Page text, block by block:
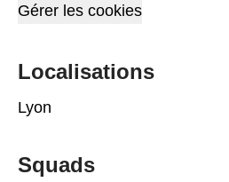
Gérer les cookies
Localisations
Lyon
Squads